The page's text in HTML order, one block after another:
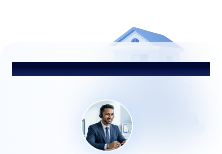
आमच्या सल्लागाराशी संपर्क साधा